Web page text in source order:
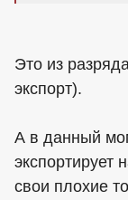
Это из
экспорт).
А в данный
экспортирует
свои плохие